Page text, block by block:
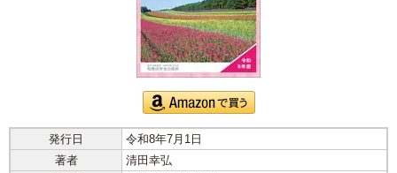
発行日
令和8年7月1日
著者
清田幸弘